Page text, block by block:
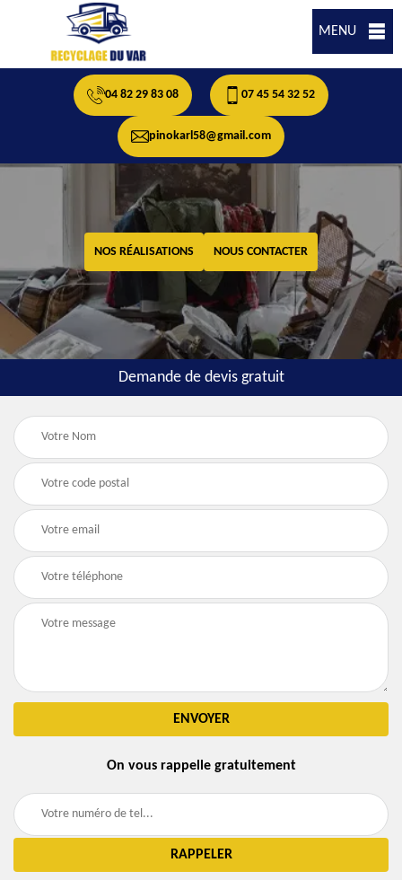
MENU
04 82 29 83 08 07 45 54 32 52
pinokarl58@gmail.com
NOS RÉALISATIONS NOUS CONTACTER
Demande de devis gratuit
On vous rappelle gratuitement